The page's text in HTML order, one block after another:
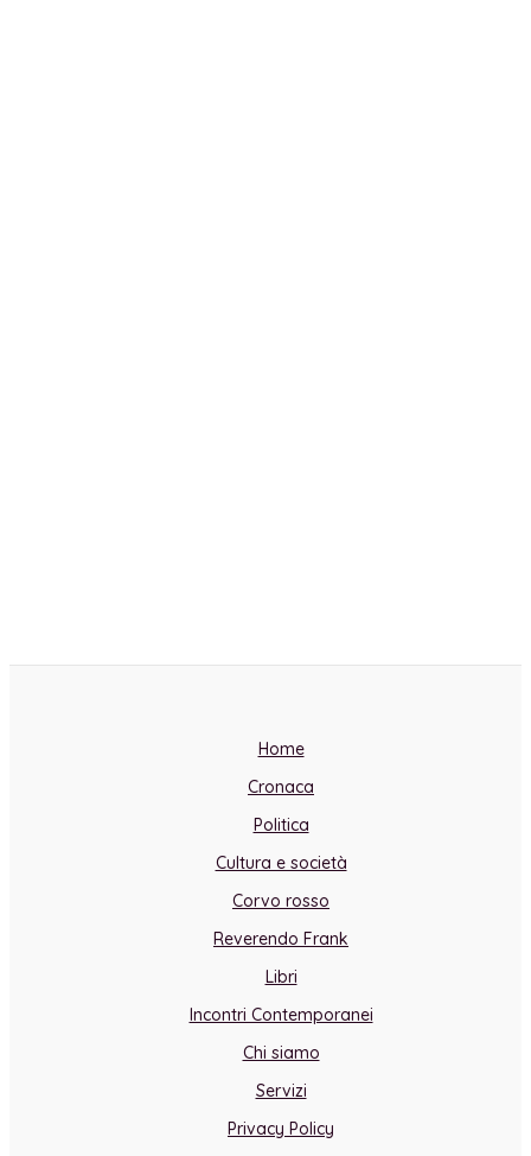
Home
Cronaca
Politica
Cultura e società
Corvo rosso
Reverendo Frank
Libri
Incontri Contemporanei
Chi siamo
Servizi
Privacy Policy